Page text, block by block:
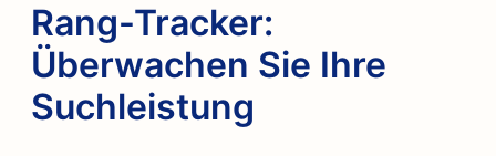
Rang-Tracker:
Überwachen Sie Ihre
Suchleistung